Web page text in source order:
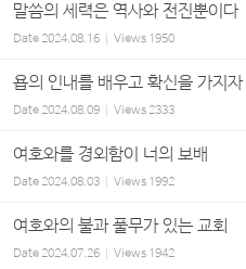
말씀의 세력은 역사와 전진뿐이다
Date2024.08.16 Views 1950
욥의 인내를 배우고 확신을 가지자
Date2024.08.09 Views2333
여호와를 경외함이 너의 보배
Date2024.08.03 Views 1992
여호와의 불과 풀무가 있는 교회
Date2024.07.26 Views 1942